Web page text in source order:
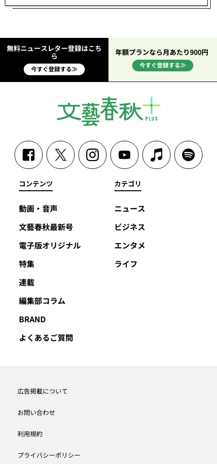
無料ニュースレター登録はこち
ら
今すぐ登録する≫
年額プランなら月あたり900円
今すぐ登録する≫
コンテンツ
動画・音声
文藝春秋最新号
電子版オリジナル
特集
連載
編集部コラム
BRAND
よくあるご質問
カテゴリ
ニュース
ビジネス
エンタメ
ライフ
広告掲載について
お問い合わせ
利用規約
プライバシーポリシー